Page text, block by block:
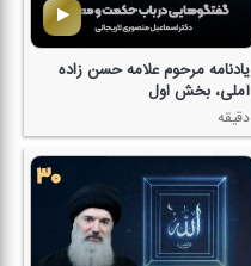
یادنامه مرحوم علامه حسن زاده
آملی، بخش اول
دقیقه